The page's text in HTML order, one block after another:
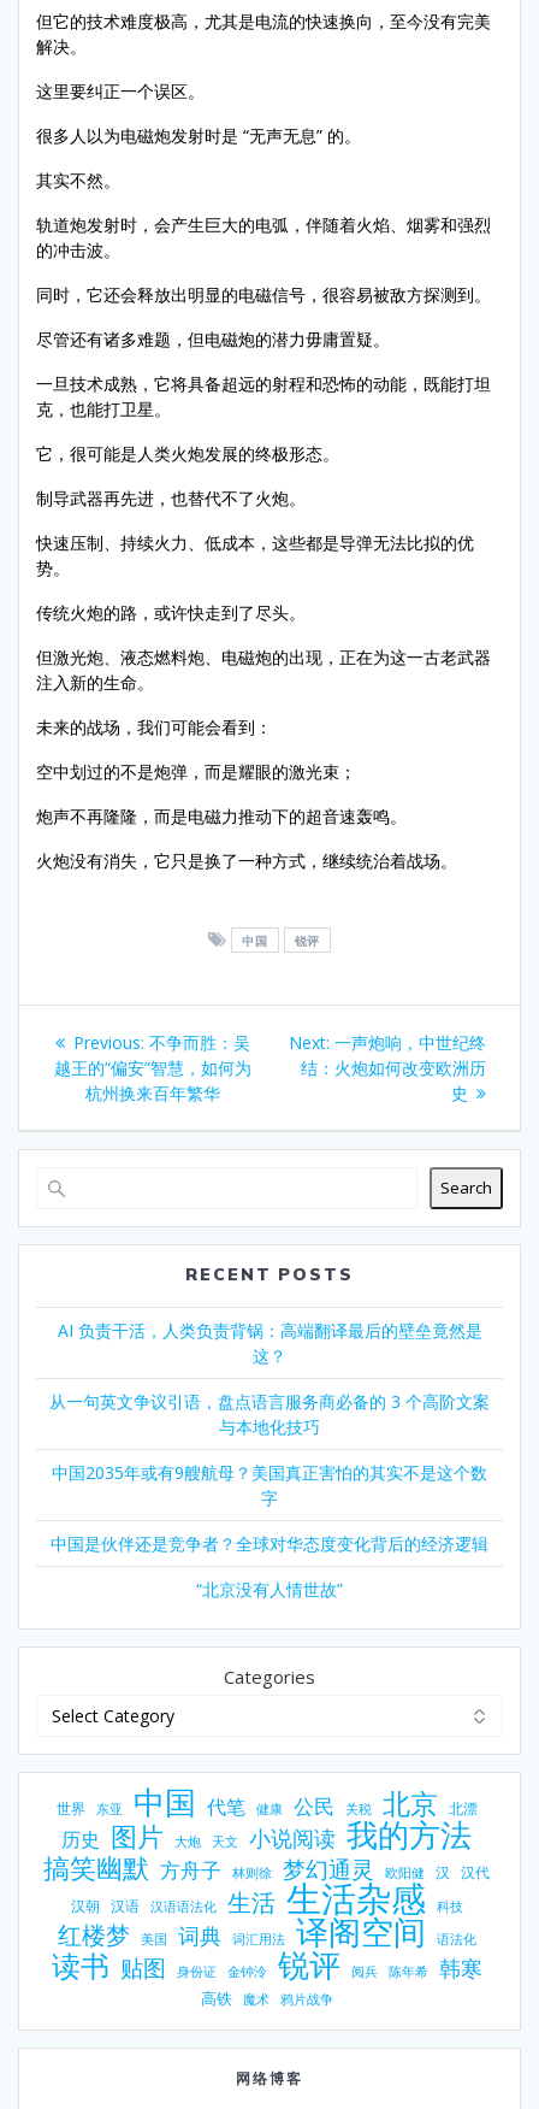
但它的技术难度极高，尤其是电流的快速换向，至今没有完美
解决。
这里要纠正一个误区。
很多人以为电磁炮发射时是 “无声无息” 的。
其实不然。
轨道炮发射时，会产生巨大的电弧，伴随着火焰、烟雾和强烈
的冲击波。
同时，它还会释放出明显的电磁信号，很容易被敌方探测到。
尽管还有诸多难题，但电磁炮的潜力毋庸置疑。
一旦技术成熟，它将具备超远的射程和恐怖的动能，既能打坦
克，也能打卫星。
它，很可能是人类火炮发展的终极形态。
制导武器再先进，也替代不了火炮。
快速压制、持续火力、低成本，这些都是导弹无法比拟的优
势。
传统火炮的路，或许快走到了尽头。
但激光炮、液态燃料炮、电磁炮的出现，正在为这一古老武器
注入新的生命。
未来的战场，我们可能会看到：
空中划过的不是炮弹，而是耀眼的激光束；
炮声不再隆隆，而是电磁力推动下的超音速轰鸣。
火炮没有消失，它只是换了一种方式，继续统治着战场。
中国 锐评
Post
navigation
Previous: Previous
post:
不争而胜：吴
越王的“偏安”智慧，如何为
杭州换来百年繁华
Next: Next
post:
一声炮响，中世纪终
结：火炮如何改变欧洲历
史
Search
RECENT POSTS
AI 负责干活，人类负责背锅：高端翻译最后的壁垒竟然是
这？
从一句英文争议引语，盘点语言服务商必备的 3 个高阶文案
与本地化技巧
中国2035年或有9艘航母？美国真正害怕的其实不是这个数
字
中国是伙伴还是竞争者？全球对华态度变化背后的经济逻辑
“北京没有人情世故”
Categories
世界 东亚 中国 代笔 健康 公民 关税 北京 北漂
历史 图片 大炮 天文 小说阅读 我的方法
搞笑幽默 方舟子 林则徐 梦幻通灵 欧阳健 汉 汉代
汉朝 汉语 汉语语法化 生活 生活杂感 科技
红楼梦 美国 词典 词汇用法 译阁空间 语法化
读书 贴图 身份证 金钟泠 锐评 阅兵 陈年希 韩寒
高铁 魔术 鸦片战争
网络博客